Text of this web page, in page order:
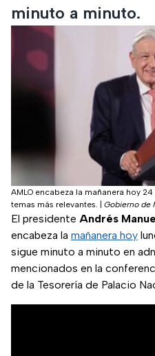
minuto a minuto.
AMLO encabeza la mañanera hoy
temas más relevantes.
Gobierno de
El presidente Andrés
encabeza la mañanera hoy
sigue minuto a minuto en
mencionados en la
de la Tesorería de Palacio